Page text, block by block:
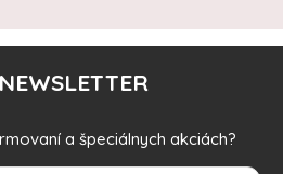
NEWSLETTER
a špeciálnych akciách?